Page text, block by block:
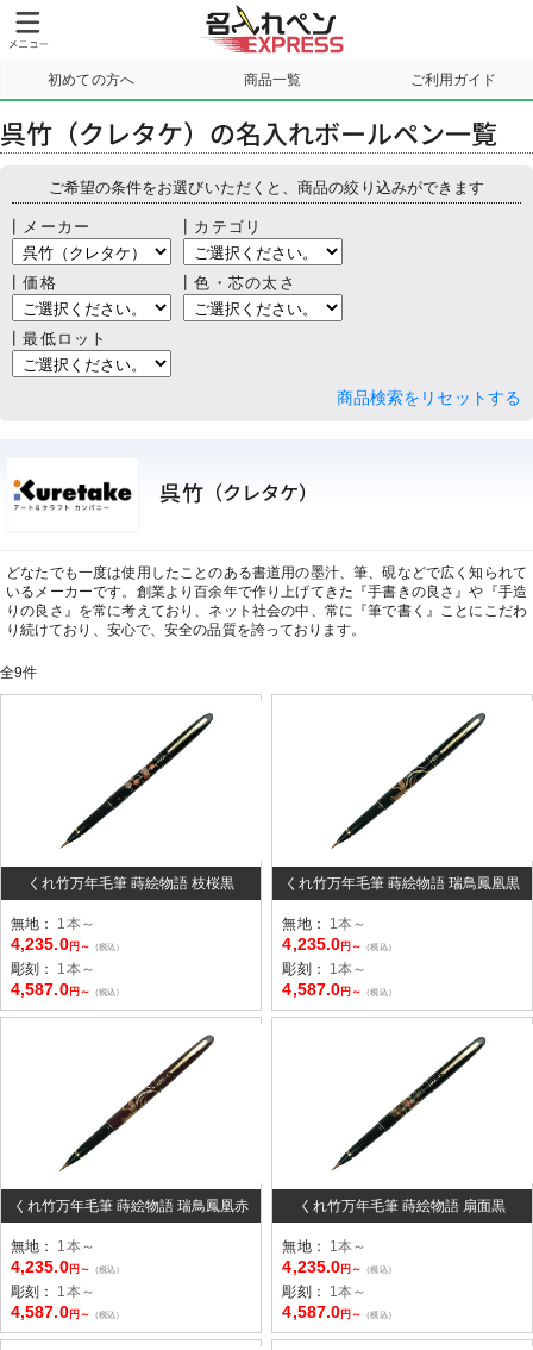
初めての方へ 商品一覧 ご利用ガイド
サンプル請求
呉竹（クレタケ）の名入れボールペン一覧
ご希望の条件をお選びいただくと、商品の絞り込みができます
┃メーカー ┃カテゴリ
┃価格 ┃色・芯の太さ
┃最低ロット
商品検索をリセットする
呉竹（クレタケ）
どなたでも一度は使用したことのある書道用の墨汁、筆、硯などで広く知られて
いるメーカーです。創業より百余年で作り上げてきた『手書きの良さ』や『手造
りの良さ』を常に考えており、ネット社会の中、常に『筆で書く』ことにこだわ
り続けており、安心で、安全の品質を誇っております。
全9件
くれ竹万年毛筆 蒔絵物語 枝桜黒
無地： 1本～
4,235.0円～ （税込）
彫刻： 1本～
4,587.0円～ （税込）
くれ竹万年毛筆 蒔絵物語 瑞鳥鳳凰黒
無地： 1本～
4,235.0 円～ （税込）
彫刻： 1本～
4,587.0 円～ （税込）
くれ竹万年毛筆 蒔絵物語 瑞鳥鳳凰赤
無地： 1本～
4,235.0円～ （税込）
彫刻： 1本～
4,587.0円～ （税込）
くれ竹万年毛筆 蒔絵物語 扇面黒
無地： 1本～
4,235.0 円～ （税込）
彫刻： 1本～
4,587.0 円～ （税込）